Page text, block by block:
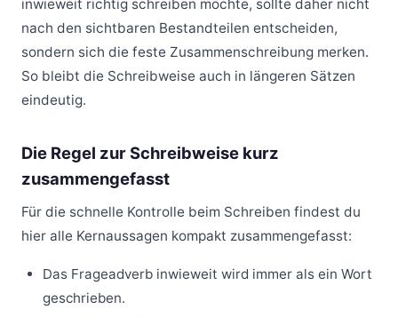
inwieweit richtig schreiben möchte, sollte daher nicht
nach den sichtbaren Bestandteilen entscheiden,
sondern sich die feste Zusammenschreibung merken.
So bleibt die Schreibweise auch in längeren Sätzen
eindeutig.
Die Regel zur Schreibweise kurz
zusammengefasst
Für die schnelle Kontrolle beim Schreiben findest du
hier alle Kernaussagen kompakt zusammengefasst:
Das Frageadverb inwieweit wird immer als ein Wort
geschrieben.